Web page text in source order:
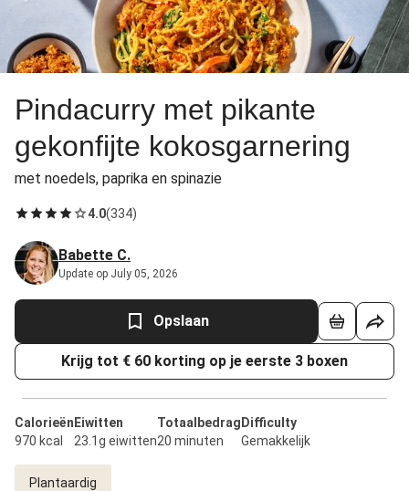
Pindacurry met pikante
gekonfijte kokosgarnering
met noedels, paprika en spinazie
4.0(334)
Babette C.
Update op July 05, 2026
Opslaan
Krijg tot € 60 korting op je eerste 3 boxen
Calorieën
970 kcal
Eiwitten
23.1g eiwitten
Totaalbedrag
20 minuten
Difficulty
Gemakkelijk
Plantaardig